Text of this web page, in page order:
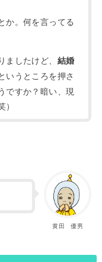
か。何を言ってる
したけど、 結婚
いうところを押さ
ですか？暗い、現
黄田 優男